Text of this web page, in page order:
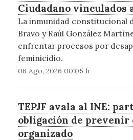
Ciudadano vinculados
La inmunidad constitucional
Bravo y Raúl González
enfrentar procesos por
feminicidio.
06 Ago, 2026 00:05 h
TEPJF avala al INE:
obligación de prevenir
organizado